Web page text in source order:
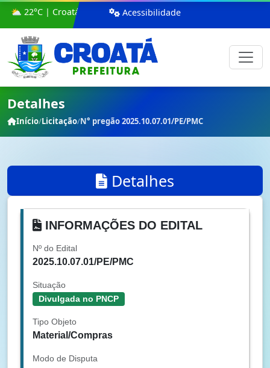
Acessibilidade
⛅ 22°C | Croatá
Detalhes
Início/Licitação/N° pregão 2025.10.07.01/PE/PMC
Detalhes
INFORMAÇÕES DO EDITAL
Nº do Edital
2025.10.07.01/PE/PMC
Situação
Divulgada no PNCP
Tipo Objeto
Material/Compras
Modo de Disputa